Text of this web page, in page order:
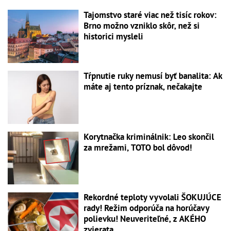
Tajomstvo staré viac než tisíc rokov:
Brno možno vzniklo skôr, než si
historici mysleli
Tŕpnutie ruky nemusí byť banalita: Ak
máte aj tento príznak, nečakajte
Korytnačka kriminálnik: Leo skončil
za mrežami, TOTO bol dôvod!
Rekordné teploty vyvolali ŠOKUJÚCE
rady! Režim odporúča na horúčavy
polievku! Neuveriteľné, z AKÉHO